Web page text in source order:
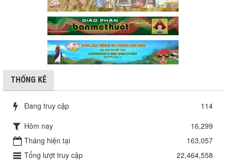
THỐNG KÊ
Đang truy cập
114
Hôm nay
16,299
Tháng hiện tại
163,057
Tổng lượt truy cập
22,464,558